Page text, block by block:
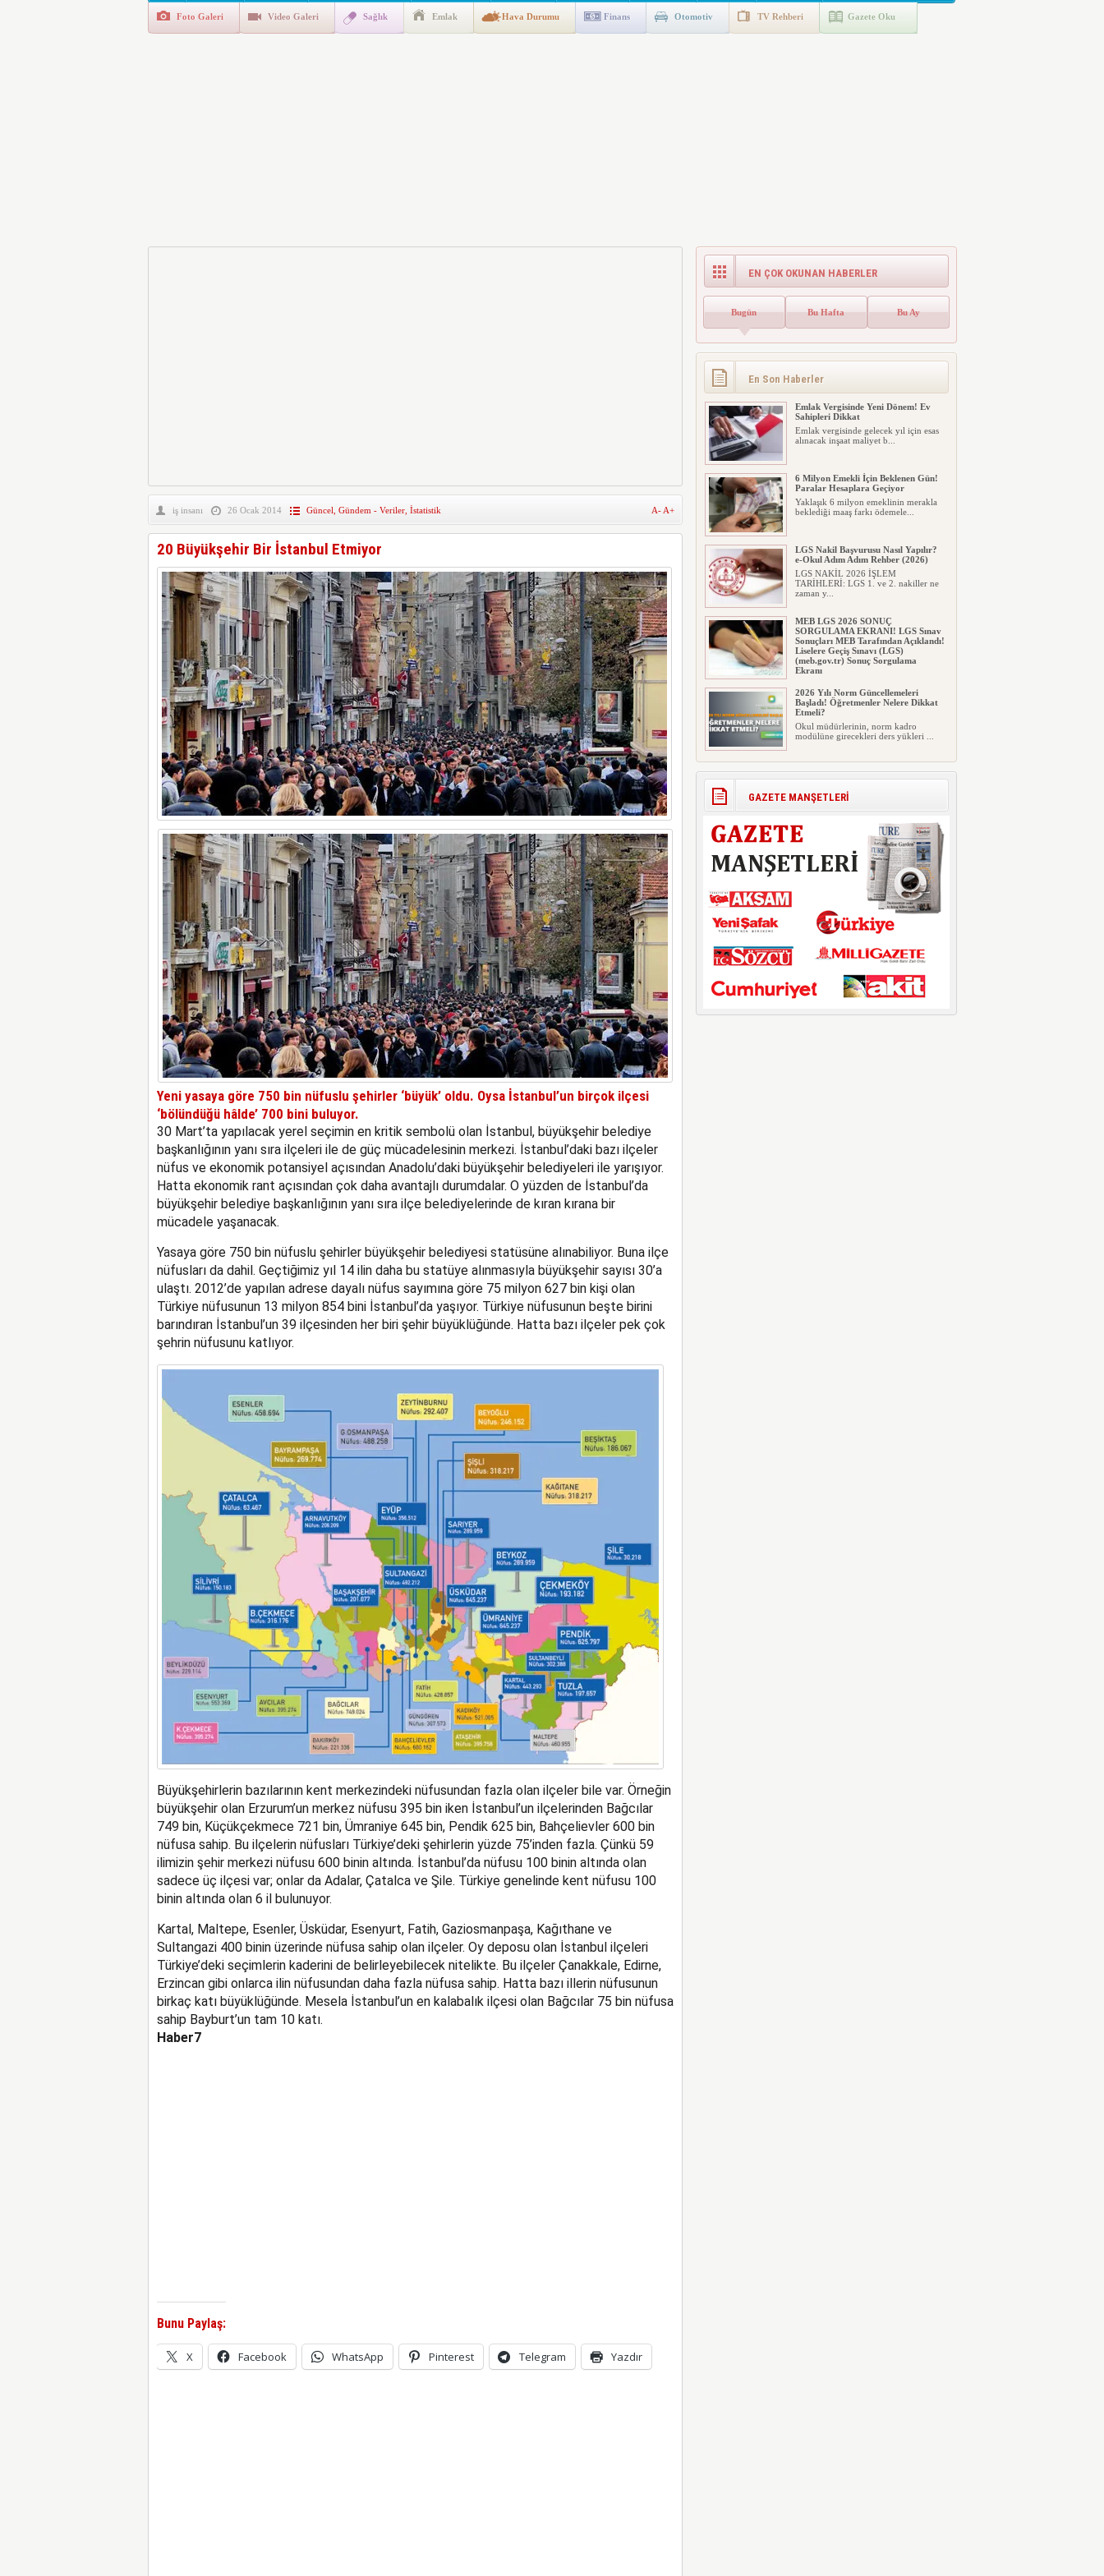
Polis Akademisi İç Güvenlik Fakültesine 350 Öğrenci Alınacak
Foto Galeri Video Galeri Sağlık Emlak Hava Durumu Finans Otomotiv TV Rehberi Gazete Oku
iş insanı 26 Ocak 2014 Güncel Gündem - Veriler, İstatistik A- A+
20 Büyükşehir Bir İstanbul Etmiyor
Yeni yasaya göre 750 bin nüfuslu şehirler ‘büyük’ oldu. Oysa İstanbul’un birçok ilçesi
‘bölündüğü hâlde’ 700 bini buluyor.
30 Mart’ta yapılacak yerel seçimin en kritik sembolü olan İstanbul, büyükşehir belediye
başkanlığının yanı sıra ilçeleri ile de güç mücadelesinin merkezi. İstanbul’daki bazı ilçeler
nüfus ve ekonomik potansiyel açısından Anadolu’daki büyükşehir belediyeleri ile yarışıyor.
Hatta ekonomik rant açısından çok daha avantajlı durumdalar. O yüzden de İstanbul’da
büyükşehir belediye başkanlığının yanı sıra ilçe belediyelerinde de kıran kırana bir
mücadele yaşanacak.
Yasaya göre 750 bin nüfuslu şehirler büyükşehir belediyesi statüsüne alınabiliyor. Buna ilçe
nüfusları da dahil. Geçtiğimiz yıl 14 ilin daha bu statüye alınmasıyla büyükşehir sayısı 30’a
ulaştı. 2012’de yapılan adrese dayalı nüfus sayımına göre 75 milyon 627 bin kişi olan
Türkiye nüfusunun 13 milyon 854 bini İstanbul’da yaşıyor. Türkiye nüfusunun beşte birini
barındıran İstanbul’un 39 ilçesinden her biri şehir büyüklüğünde. Hatta bazı ilçeler pek çok
şehrin nüfusunu katlıyor.
Büyükşehirlerin bazılarının kent merkezindeki nüfusundan fazla olan ilçeler bile var. Örneğin
büyükşehir olan Erzurum’un merkez nüfusu 395 bin iken İstanbul’un ilçelerinden Bağcılar
749 bin, Küçükçekmece 721 bin, Ümraniye 645 bin, Pendik 625 bin, Bahçelievler 600 bin
nüfusa sahip. Bu ilçelerin nüfusları Türkiye’deki şehirlerin yüzde 75’inden fazla. Çünkü 59
ilimizin şehir merkezi nüfusu 600 binin altında. İstanbul’da nüfusu 100 binin altında olan
sadece üç ilçesi var; onlar da Adalar, Çatalca ve Şile. Türkiye genelinde kent nüfusu 100
binin altında olan 6 il bulunuyor.
Kartal, Maltepe, Esenler, Üsküdar, Esenyurt, Fatih, Gaziosmanpaşa, Kağıthane ve
Sultangazi 400 binin üzerinde nüfusa sahip olan ilçeler. Oy deposu olan İstanbul ilçeleri
Türkiye’deki seçimlerin kaderini de belirleyebilecek nitelikte. Bu ilçeler Çanakkale, Edirne,
Erzincan gibi onlarca ilin nüfusundan daha fazla nüfusa sahip. Hatta bazı illerin nüfusunun
birkaç katı büyüklüğünde. Mesela İstanbul’un en kalabalık ilçesi olan Bağcılar 75 bin nüfusa
sahip Bayburt’un tam 10 katı.
Haber7
Bunu Paylaş:
X Facebook WhatsApp Pinterest Telegram Yazdır
EN ÇOK OKUNAN HABERLER
Bugün Bu Hafta Bu Ay
En Son Haberler
Emlak Vergisinde Yeni Dönem! Ev
Sahipleri Dikkat
Emlak vergisinde gelecek yıl için esas
alınacak inşaat maliyet b...
6 Milyon Emekli İçin Beklenen Gün!
Paralar Hesaplara Geçiyor
Yaklaşık 6 milyon emeklinin merakla
beklediği maaş farkı ödemele...
LGS Nakil Başvurusu Nasıl Yapılır?
e-Okul Adım Adım Rehber (2026)
LGS NAKİL 2026 İŞLEM
TARİHLERİ: LGS 1. ve 2. nakiller ne
zaman y...
MEB LGS 2026 SONUÇ
SORGULAMA EKRANI! LGS Sınav
Sonuçları MEB Tarafından Açıklandı!
Liselere Geçiş Sınavı (LGS)
(meb.gov.tr) Sonuç Sorgulama
Ekranı
Milyonlarca öğrenci için ...
2026 Yılı Norm Güncellemeleri
Başladı! Öğretmenler Nelere Dikkat
Etmeli?
Okul müdürlerinin, norm kadro
modülüne girecekleri ders yükleri ...
Polis Akademisi İç Güvenlik
Fakültesine 350 Öğrenci Alınacak
Güvenlik Fakültesi'ne 2026 yıl...
E-Devlet Unutulan Para Sorgulaması
Başladı: Unuttuğunuz Paralar
Ortaya Çıkabilir, Mirasçıları da
İlgilendiriyor
Dijital ödeme alışkanlıklarının
yaygınlaşmasıyla birlikte elektr...
İşte Okullarda Öğrencilerin
Kıyafet/Formalarının Belirlenmesine
Dair Usul ve Esaslar
Genel Müdürlüğü 22.07.2026 ...
Motorine Gece Yarısı Büyük İndirim
ABD-İran arasında yeniden diplomasi
yürütüleceği sinyallerinin p...
GAZETE MANŞETLERİ